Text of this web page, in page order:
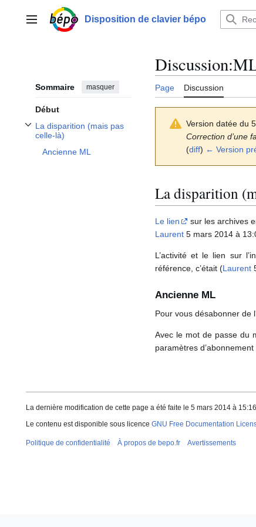
contenuMenu principalDisposition de clavier bépo
Sommaire masquer
Début
La disparition (mais pas
celle-là)
Afficher / masquer la sous-section La disparition (mais pas celle-là)
Ancienne ML
Discussion:
Page Discussion
Version datée du
Correction d’une
(diff) ← Version
La disparition
Le lien
sur les archives
Laurent 5 mars 2014 à
L’activité et le lien sur
référence, c’était (Laurent
Ancienne ML
Pour vous désabonner de
Avec le mot de passe du
paramètres
La dernière modification de cette page a été faite le 5 mars 2014 à
Le contenu est disponible sous licence GNU Free Documentation
Politique de confidentialité À propos de bepo.fr Avertissements